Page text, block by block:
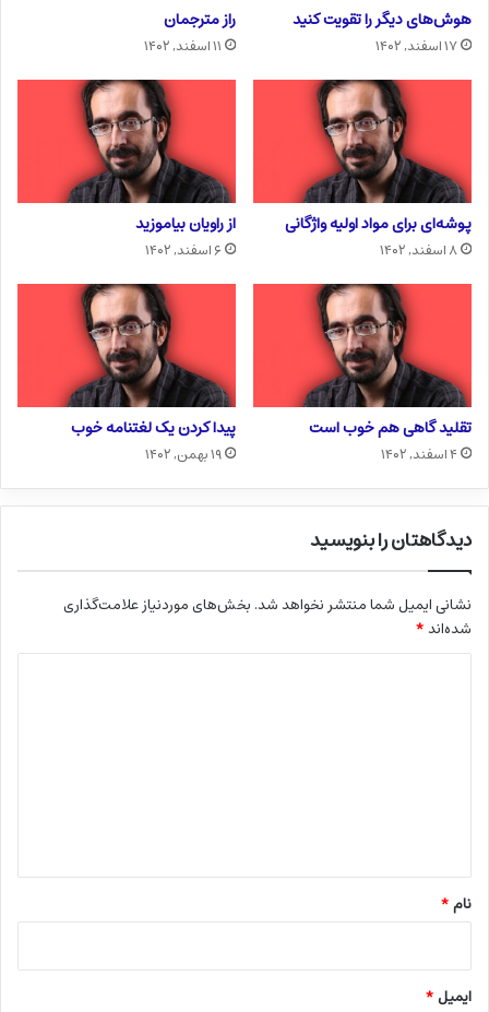
هوش‌های دیگر را تقویت کنید
۱۷ اسفند, ۱۴۰۲
راز مترجمان
۱۱ اسفند, ۱۴۰۲
پوشه‌ای برای مواد اولیه واژگانی
۸ اسفند, ۱۴۰۲
از راویان بیاموزید
۶ اسفند, ۱۴۰۲
تقلید گاهی هم خوب است
۴ اسفند, ۱۴۰۲
پیدا کردن یک لغتنامه خوب
۱۹ بهمن, ۱۴۰۲
دیدگاهتان را بنویسید
نشانی ایمیل شما منتشر نخواهد شد. بخش‌های موردنیاز علامت‌گذاری
شده‌اند*
نام*
ایمیل*